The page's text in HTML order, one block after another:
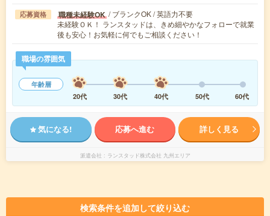
応募資格 職種未経験OK / ブランクOK / 英語力不要
未経験ＯＫ！ ランスタッドは、きめ細やかなフォローで就業
後も安心！お気軽に何でもご相談ください！
職場の雰囲気
年齢層
20代
30代 40代 50代 60代
気になる! 応募へ進む 詳しく見る
派遣会社 ランスタッド株式会社 九州エリア
検索条件を追加して絞り込む